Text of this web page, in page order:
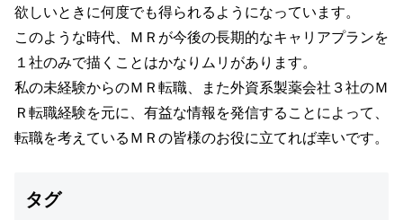
欲しいときに何度でも得られるようになっています。
このような時代、ＭＲが今後の長期的なキャリアプランを
１社のみで描くことはかなりムリがあります。
私の未経験からのＭＲ転職、また外資系製薬会社３社のＭ
Ｒ転職経験を元に、有益な情報を発信することによって、
転職を考えているＭＲの皆様のお役に立てれば幸いです。
タグ